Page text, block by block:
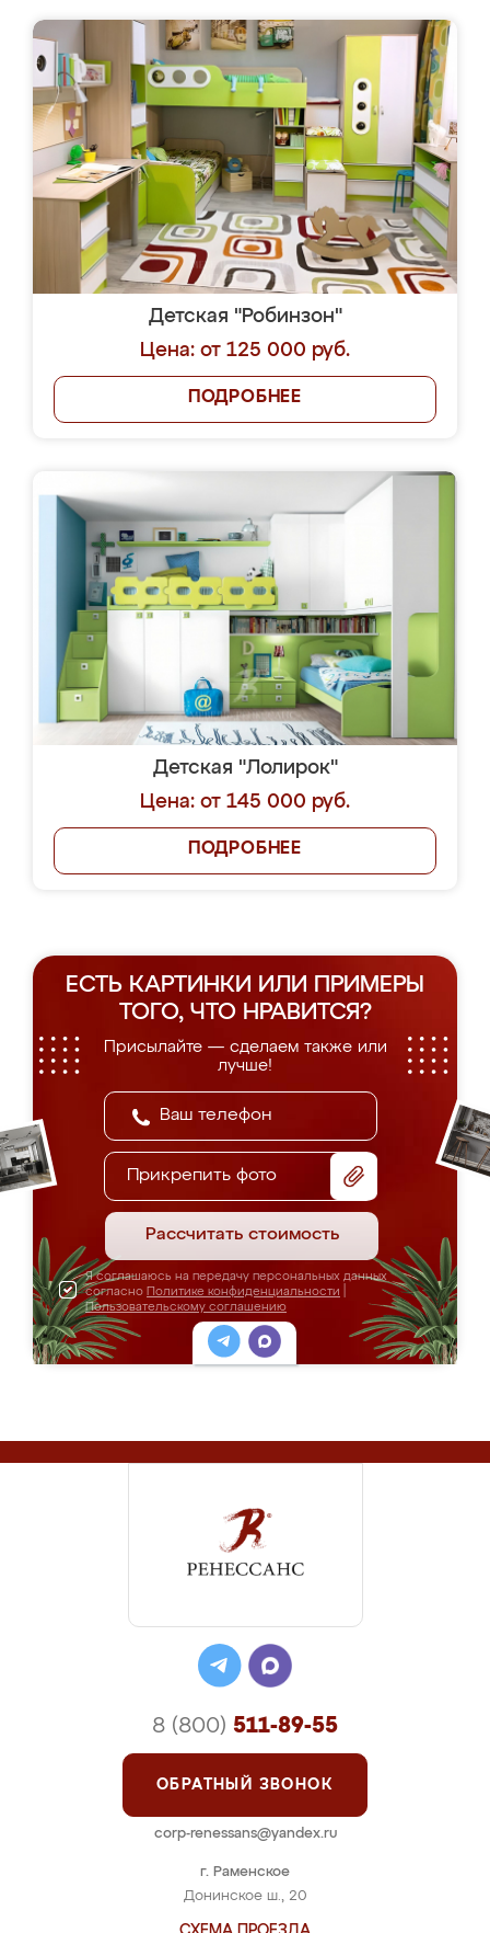
Детская "Робинзон"
Цена: от 125 000 руб.
ПОДРОБНЕЕ
Детская "Лолирок"
Цена: от 145 000 руб.
ПОДРОБНЕЕ
ЕСТЬ КАРТИНКИ ИЛИ ПРИМЕРЫ
ТОГО, ЧТО НРАВИТСЯ?
Присылайте — сделаем также или
лучше!
Прикрепить фото
Рассчитать стоимость
Я соглашаюсь на передачу персональных данных
согласно Политике конфиденциальности
Пользовательскому соглашению
г. Раменское
Донинское ш., 20
8 (800) 511-89-55
ОБРАТНЫЙ ЗВОНОК
corp-renessans@yandex.ru